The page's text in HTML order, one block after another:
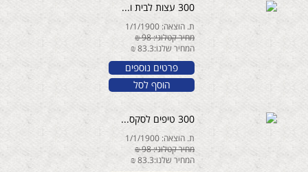
300 עצות לבית ו...
ת. הוצאה: 1/1/1900
מחיר קטלוגי: 98 ₪
המחיר שלנו:83.3 ₪
פרטים נוספים
הוסף לסל
300 טיפים לסקס...
ת. הוצאה: 1/1/1900
מחיר קטלוגי: 98 ₪
המחיר שלנו:83.3 ₪